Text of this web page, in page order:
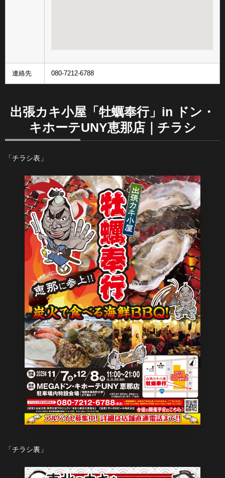
連絡先 080-7212-6788
出張カキ小屋「牡蠣奉行」in ドン・
キホーテUNY恵那店｜チラシ
「チラシ表」
「チラシ裏」